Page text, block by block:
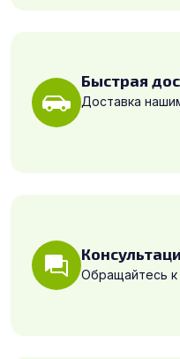
Быстрая
Доставка
Обращайтесь